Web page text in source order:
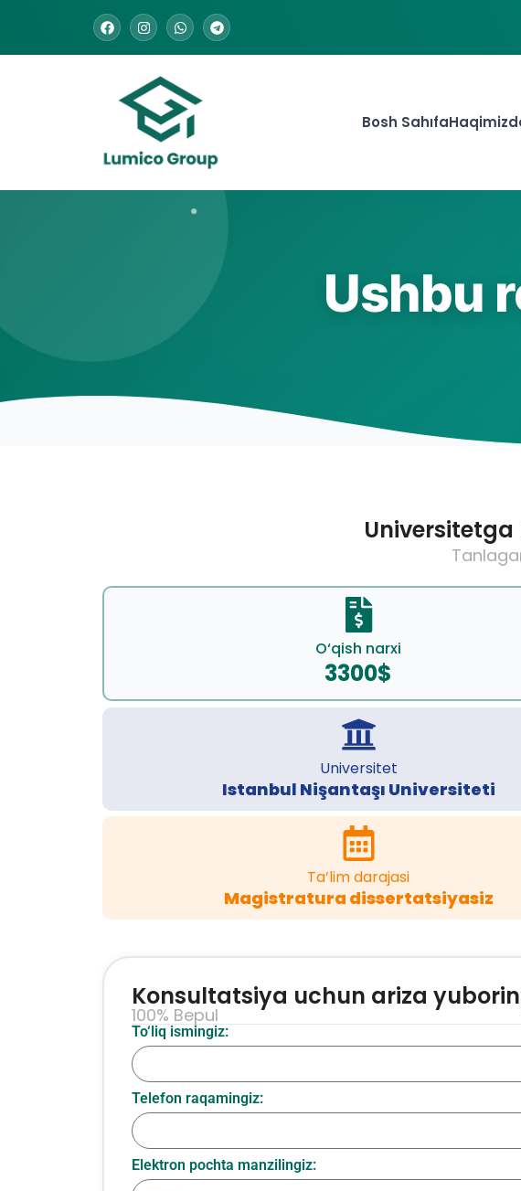
Bosh Sahıfa
Ushbu
Universitetga
O‘qish narxi
3300$
Universitet
Istanbul Nişantaşı Universiteti
Ta’lim darajasi
Magistratura dissertatsiyasiz
To‘liq ismingiz:
Telefon raqamingiz:
Elektron pochta manzilingiz:
Konsultatsiya uchun ariza
100% Bepul